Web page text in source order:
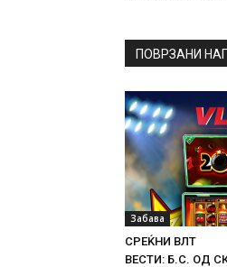
ПОВРЗАНИ
Забава
СРЕЌНИ ВЛТ
ВЕСТИ: Б.С. ОД